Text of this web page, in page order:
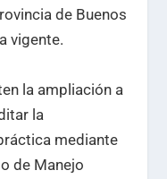
de Buenos
vigente.
la ampliación a
la
mediante
de Manejo